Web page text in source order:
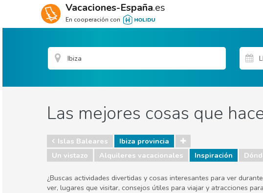
Vacaciones-España.es
En cooperación con
Las mejores cosas que
Islas Baleares
Ibiza provincia
Un vistazo
Alquileres vacacionales Inspiración
¿Buscas actividades divertidas y cosas interesantes para ver
ver, lugares que visitar, consejos útiles para viajar y atracciones